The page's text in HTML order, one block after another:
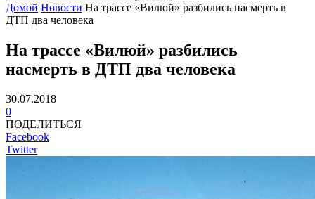
Домой Новости На трассе «Вилюй» разбились насмерть в
ДТП два человека
На трассе «Вилюй» разбились
насмерть в ДТП два человека
30.07.2018
0
ПОДЕЛИТЬСЯ
Facebook
Twitter